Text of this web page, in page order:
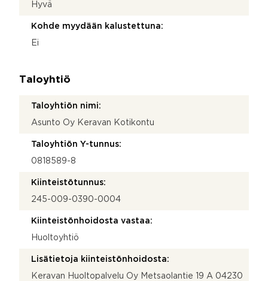
Hyvä
Kohde myydään kalustettuna:
Ei
Taloyhtiö
Taloyhtiön nimi:
Asunto Oy Keravan Kotikontu
Taloyhtiön Y-tunnus:
0818589-8
Kiinteistötunnus:
245-009-0390-0004
Kiinteistönhoidosta vastaa:
Huoltoyhtiö
Lisätietoja kiinteistönhoidosta:
Keravan Huoltopalvelu Oy Metsaolantie 19 A 04230